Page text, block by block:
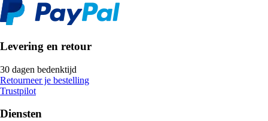
Levering en retour
30 dagen bedenktijd
Retourneer je bestelling
Trustpilot
Diensten